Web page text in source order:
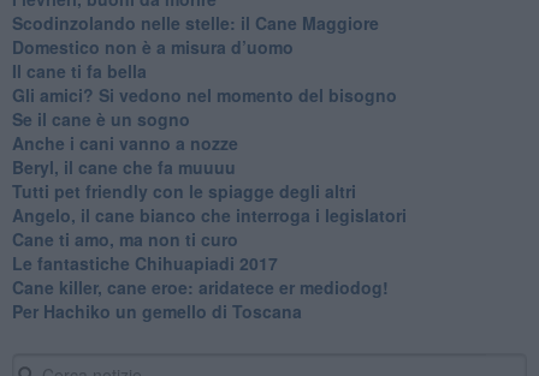
Scodinzolando nelle stelle: il Cane Maggiore
Domestico non è a misura d’uomo
​Il cane ti fa bella
​Gli amici? Si vedono nel momento del bisogno
​Se il cane è un sogno
Anche i cani vanno a nozze
Beryl, il cane che fa muuuu
Tutti pet friendly con le spiagge degli altri
Angelo, il cane bianco che interroga i legislatori
​Cane ti amo, ma non ti curo
Le fantastiche Chihuapiadi 2017
Cane killer, cane eroe: aridatece er mediodog!
Per Hachiko un gemello di Toscana